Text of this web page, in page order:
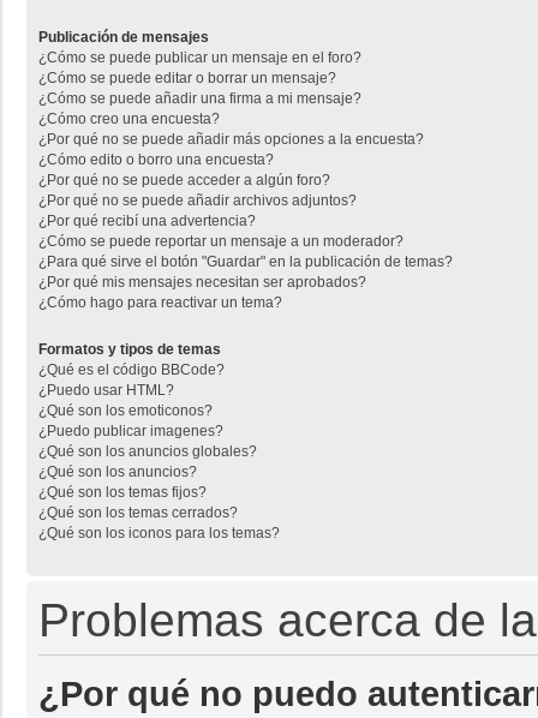
Publicación de mensajes
¿Cómo se puede publicar un mensaje en el foro?
¿Cómo se puede editar o borrar un mensaje?
¿Cómo se puede añadir una firma a mi mensaje?
¿Cómo creo una encuesta?
¿Por qué no se puede añadir más opciones a la encuesta?
¿Cómo edito o borro una encuesta?
¿Por qué no se puede acceder a algún foro?
¿Por qué no se puede añadir archivos adjuntos?
¿Por qué recibí una advertencia?
¿Cómo se puede reportar un mensaje a un moderador?
¿Para qué sirve el botón "Guardar" en la publicación de temas?
¿Por qué mis mensajes necesitan ser aprobados?
¿Cómo hago para reactivar un tema?
Formatos y tipos de temas
¿Qué es el código BBCode?
¿Puedo usar HTML?
¿Qué son los emoticonos?
¿Puedo publicar imagenes?
¿Qué son los anuncios globales?
¿Qué son los anuncios?
¿Qué son los temas fijos?
¿Qué son los temas cerrados?
¿Qué son los iconos para los temas?
Problemas acerca de
¿Por qué no puedo